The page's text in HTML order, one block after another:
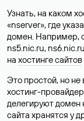
Узнать, на каком
«nserver», где
домен. Например,
ns5.nic.ru,
на хостинге сайтов
Это простой, но не
хостинг-
делегируют домен
сайта хранятся у